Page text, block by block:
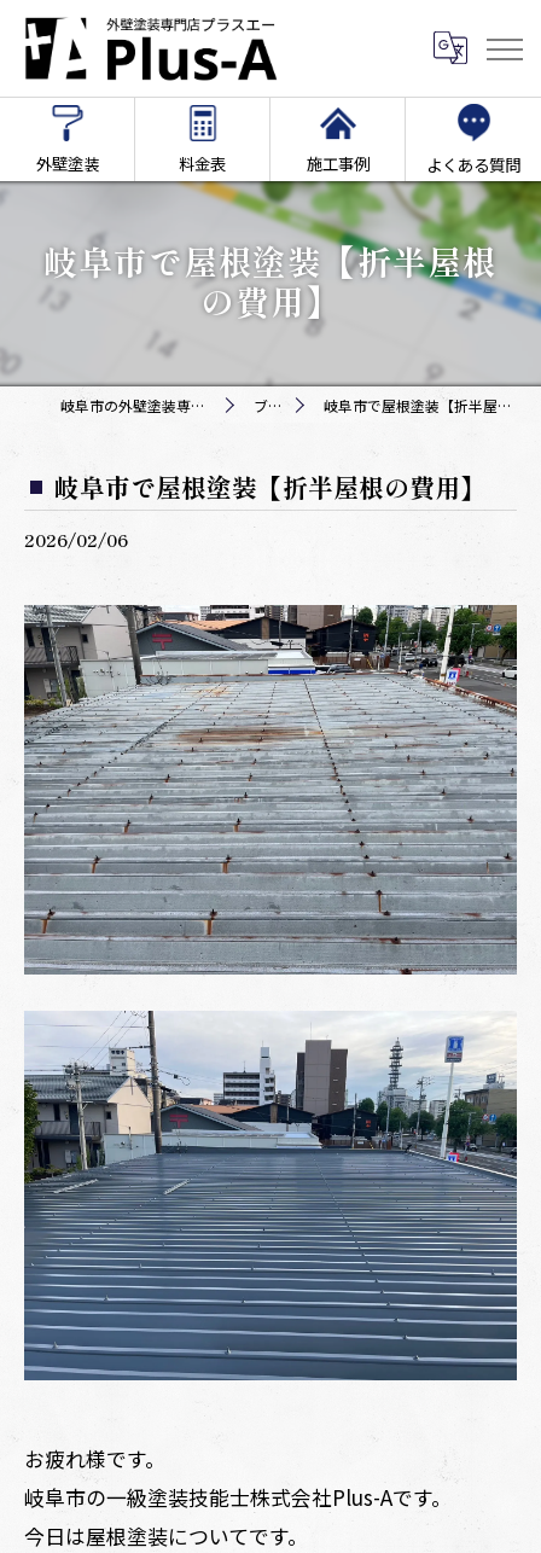
外壁塗装 料金表 施工事例 よくある質問
岐阜市で屋根塗装【折半屋根
の費用】
岐阜市の外壁塗装専門店Plus-A ブログ 岐阜市で屋根塗装【折半屋根の費用】
岐阜市で屋根塗装【折半屋根の費用】
2026/02/06
お疲れ様です。
岐阜市の一級塗装技能士株式会社Plus-Aです。
今日は屋根塗装についてです。